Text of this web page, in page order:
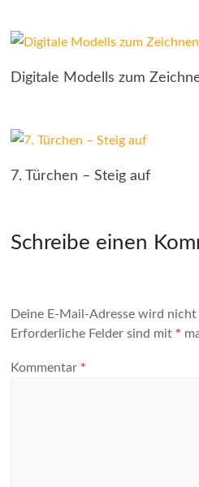
Digitale Modells zum
7. Türchen – Steig auf
Schreibe einen
Deine E-Mail-Adresse wird
Erforderliche Felder sind mit *
Kommentar *